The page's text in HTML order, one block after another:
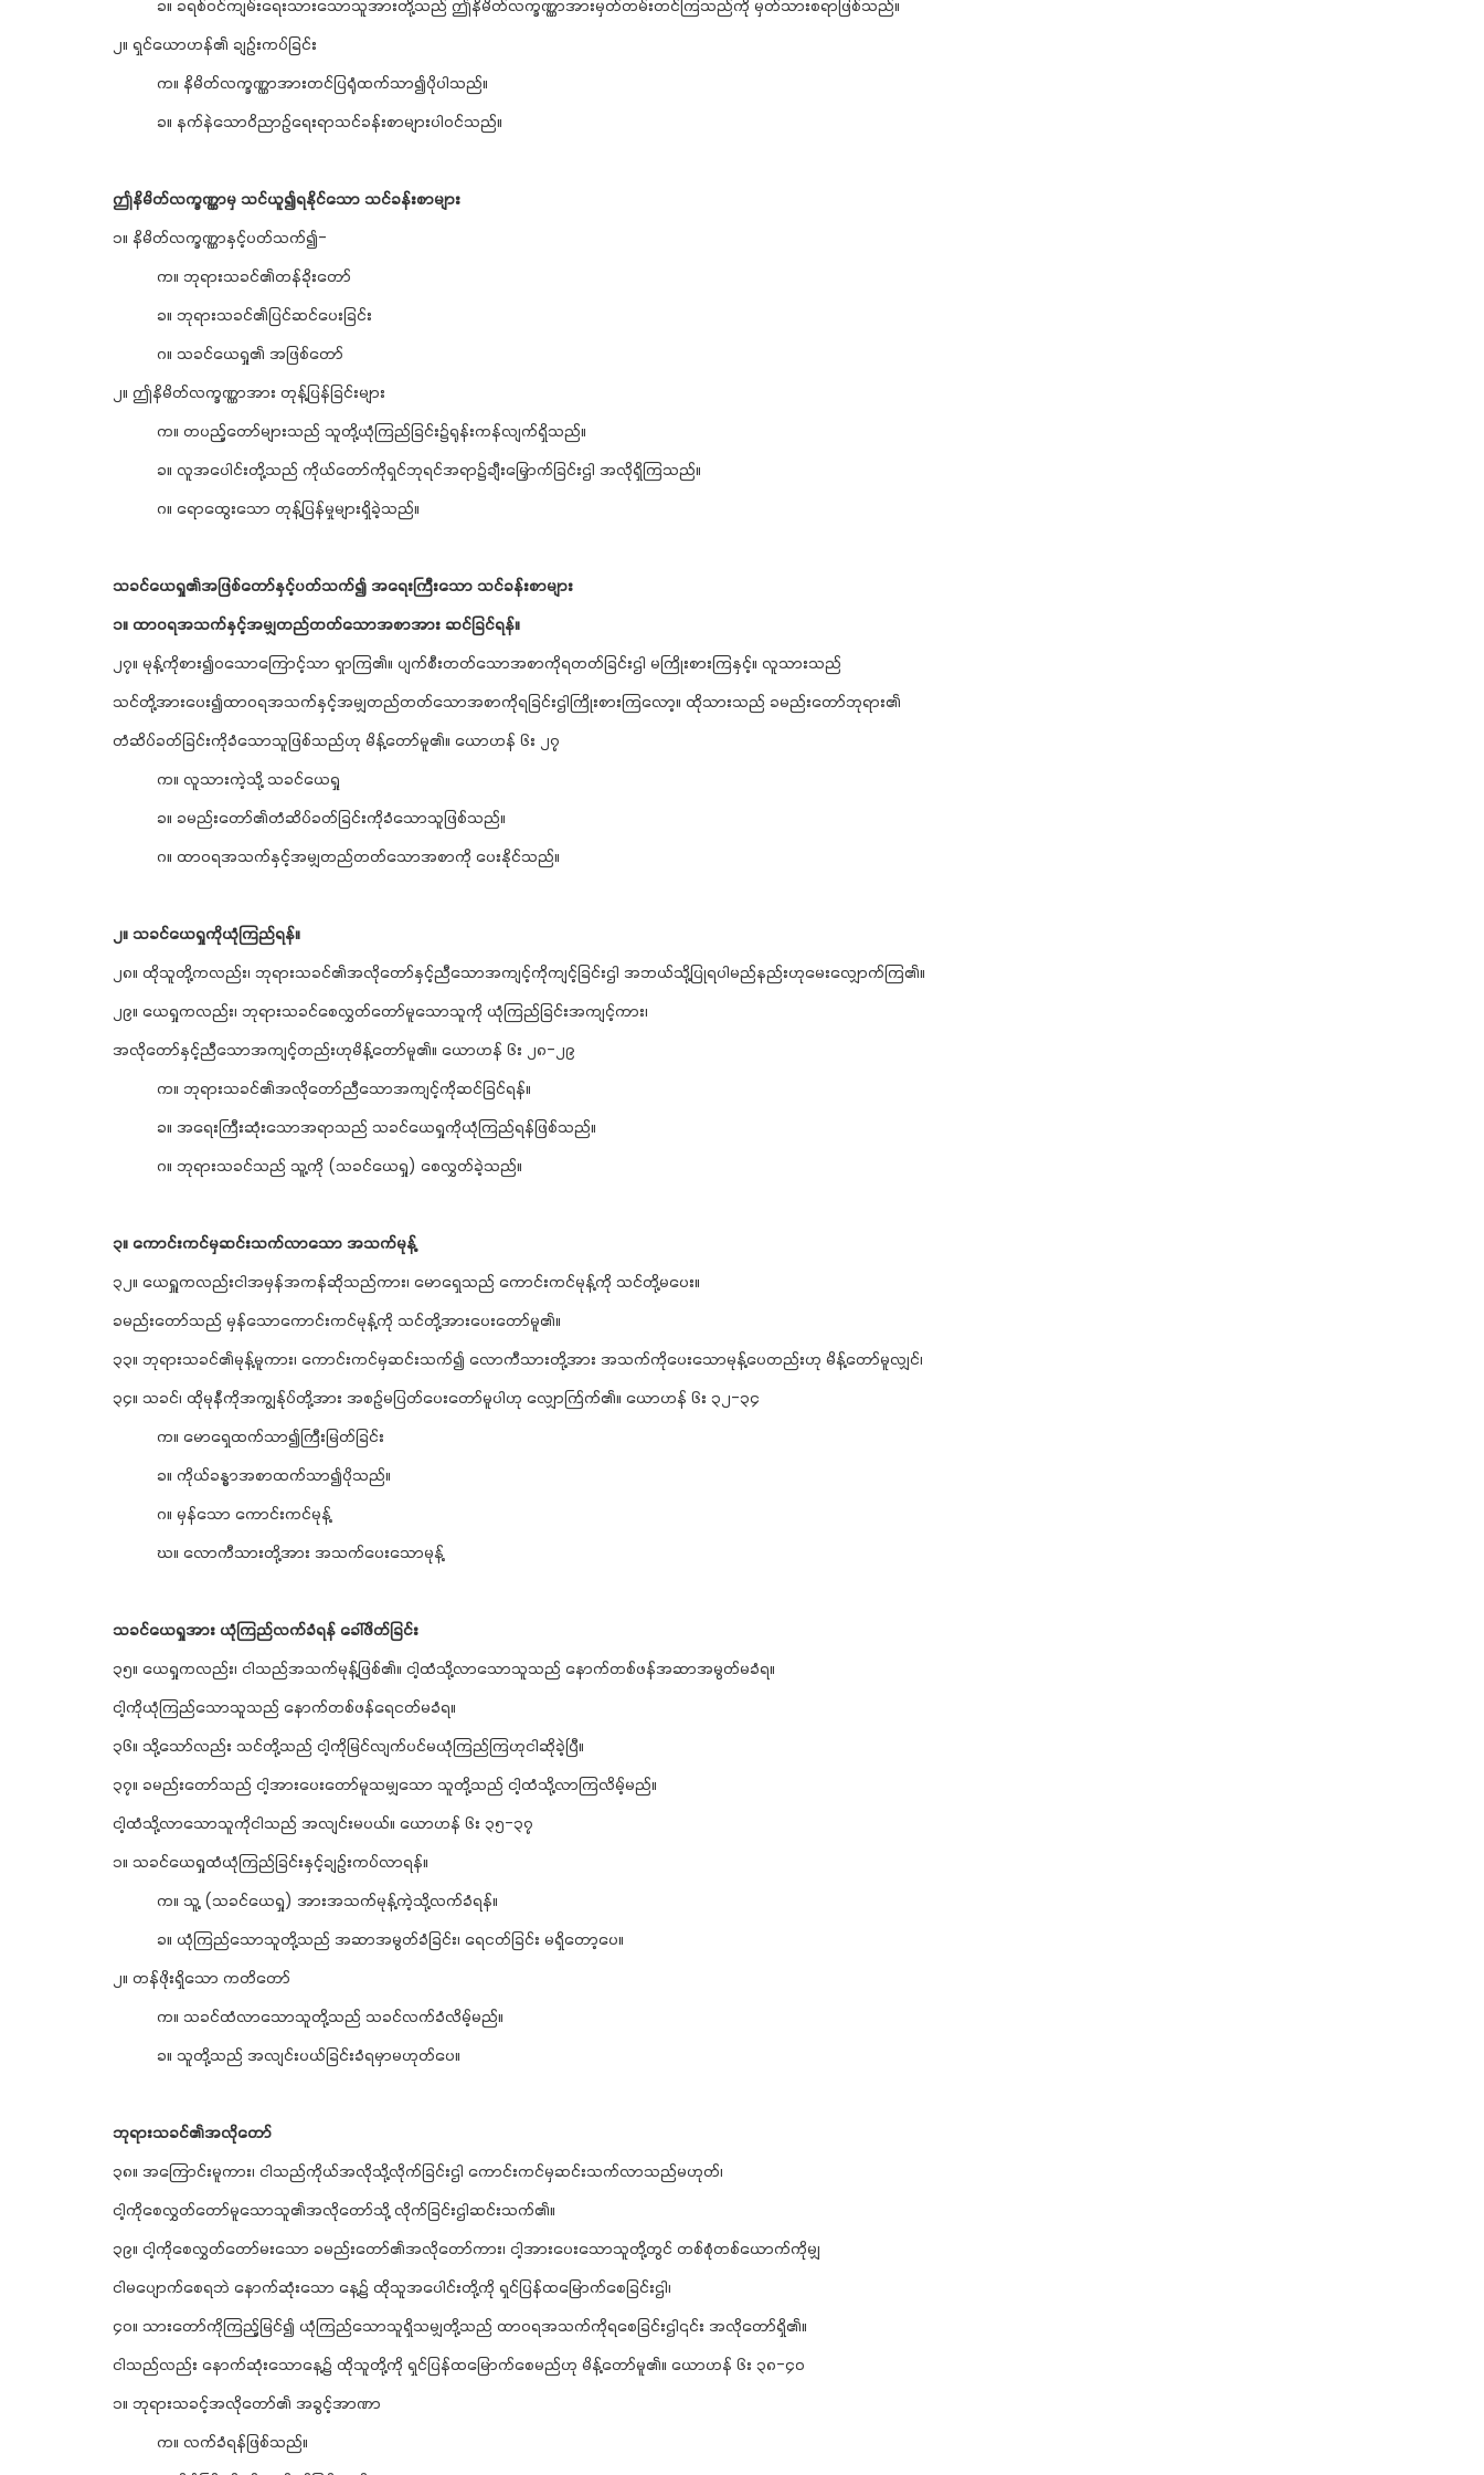
ခ။ ခရစ်ဝင်ကျမ်းရေးသားသောသူအားတို့သည် ဤနိမိတ်လက္ခဏ္ဏာအားမှတ်တမ်းတင်ကြသည်ကို မှတ်သားစရာဖြစ်သည်။
၂။ ရှင်ယောဟန်၏ ချဉ်းကပ်ခြင်း
က။ နိမိတ်လက္ခဏ္ဏာအားတင်ပြရုံထက်သာ၍ပိုပါသည်။
ခ။ နက်နဲသောဝိညာဉ်ရေးရာသင်ခန်းစာများပါဝင်သည်။
ဤနိမိတ်လက္ခဏ္ဏာမှ သင်ယူ၍ရနိုင်သော သင်ခန်းစာများ
၁။ နိမိတ်လက္ခဏ္ဏာနှင့်ပတ်သက်၍-
က။ ဘုရားသခင်၏တန်ခိုးတော်
ခ။ ဘုရားသခင်၏ပြင်ဆင်ပေးခြင်း
ဂ။ သခင်ယေရှု၏ အဖြစ်တော်
၂။ ဤနိမိတ်လက္ခဏ္ဏာအား တုန့်ပြန်ခြင်းများ
က။ တပည့်တော်များသည် သူတို့ယုံကြည်ခြင်း၌ရုန်းကန်လျက်ရှိသည်။
ခ။ လူအပေါင်းတို့သည် ကိုယ်တော်ကိုရှင်ဘုရင်အရာ၌ချီးမြှောက်ခြင်းဌါ အလိုရှိကြသည်။
ဂ။ ရောထွေးသော တုန့်ပြန်မှုများရှိခဲ့သည်။
သခင်ယေရှု၏အဖြစ်တော်နှင့်ပတ်သက်၍ အရေးကြီးသော သင်ခန်းစာများ
၁။ ထာဝရအသက်နှင့်အမျှတည်တတ်သောအစာအား ဆင်ခြင်ရန်။
၂၇။ မုန့်ကိုစား၍ဝသောကြောင့်သာ ရှာကြ၏။ ပျက်စီးတတ်သောအစာကိုရတတ်ခြင်းဌါ မကြိုးစားကြနှင့်။ လူသားသည်
သင်တို့အားပေး၍ထာဝရအသက်နှင့်အမျှတည်တတ်သောအစာကိုရခြင်းဌါကြိုးစားကြလော့။ ထိုသားသည် ခမည်းတော်ဘုရား၏
တံဆိပ်ခတ်ခြင်းကိုခံသောသူဖြစ်သည်ဟု မိန့်တော်မူ၏။ ယောဟန် ၆း ၂၇
က။ လူသားကဲ့သို့ သခင်ယေရှု
ခ။ ခမည်းတော်၏တံဆိပ်ခတ်ခြင်းကိုခံသောသူဖြစ်သည်။
ဂ။ ထာဝရအသက်နှင့်အမျှတည်တတ်သောအစာကို ပေးနိုင်သည်။
၂။ သခင်ယေရှုကိုယုံကြည်ရန်။
၂၈။ ထိုသူတို့ကလည်း၊ ဘုရားသခင်၏အလိုတော်နှင့်ညီသောအကျင့်ကိုကျင့်ခြင်းဌါ အဘယ်သို့ပြုရပါမည်နည်းဟုမေးလျှောက်ကြ၏။
၂၉။ ယေရှုကလည်း၊ ဘုရားသခင်စေလွှတ်တော်မူသောသူကို ယုံကြည်ခြင်းအကျင့်ကား၊
အလိုတော်နှင့်ညီသောအကျင့်တည်းဟုမိန့်တော်မူ၏။ ယောဟန် ၆း ၂၈-၂၉
က။ ဘုရားသခင်၏အလိုတော်ညီသောအကျင့်ကိုဆင်ခြင်ရန်။
ခ။ အရေးကြီးဆုံးသောအရာသည် သခင်ယေရှုကိုယုံကြည်ရန်ဖြစ်သည်။
ဂ။ ဘုရားသခင်သည် သူ့ကို (သခင်ယေရှု) စေလွှတ်ခဲ့သည်။
၃။ ကောင်းကင်မှဆင်းသက်လာသော အသက်မုန့်
၃၂။ ယေရှူကလည်းငါအမှန်အကန်ဆိုသည်ကား၊ မောရှေသည် ကောင်းကင်မုန့်ကို သင်တို့မပေး။
ခမည်းတော်သည် မှန်သောကောင်းကင်မုန့်ကို သင်တို့အားပေးတော်မူ၏။
၃၃။ ဘုရားသခင်၏မုန့်မူကား၊ ကောင်းကင်မှဆင်းသက်၍ လောကီသားတို့အား အသက်ကိုပေးသောမုန့်ပေတည်းဟု မိန့်တော်မူလျှင်၊
၃၄။ သခင်၊ ထိုမုန်ံကိုအကျွန်ုပ်တို့အား အစဉ်မပြတ်ပေးတော်မူပါဟု လျှောက်ြက်၏။ ယောဟန် ၆း ၃၂-၃၄
က။ မောရှေထက်သာ၍ကြီးမြတ်ခြင်း
ခ။ ကိုယ်ခန္ဓာအစာထက်သာ၍ပိုသည်။
ဂ။ မှန်သော ကောင်းကင်မုန့်
ဃ။ လောကီသားတို့အား အသက်ပေးသောမုန့်
သခင်ယေရှုအား ယုံကြည်လက်ခံရန် ခေါ်ဖိတ်ခြင်း
၃၅။ ယေရှုကလည်း၊ ငါသည်အသက်မုန့်ဖြစ်၏။ ငါ့ထံသို့လာသောသူသည် နောက်တစ်ဖန်အဆာအမွတ်မခံရ။
ငါ့ကိုယုံကြည်သောသူသည် နောက်တစ်ဖန်ရေငတ်မခံရ။
၃၆။ သို့သော်လည်း သင်တို့သည် ငါ့ကိုမြင်လျက်ပင်မယုံကြည်ကြဟုငါဆိုခဲ့ပြီ။
၃၇။ ခမည်းတော်သည် ငါ့အားပေးတော်မူသမျှသော သူတို့သည် ငါ့ထံသို့လာကြလိမ့်မည်။
ငါ့ထံသို့လာသောသူကိုငါသည် အလျင်းမပယ်။ ယောဟန် ၆း ၃၅-၃၇
၁။ သခင်ယေရှုထံယုံကြည်ခြင်းနှင့်ချဉ်းကပ်လာရန်။
က။ သူ့ (သခင်ယေရှု) အားအသက်မုန့်ကဲ့သို့လက်ခံရန်။
ခ။ ယုံကြည်သောသူတို့သည် အဆာအမွတ်ခံခြင်း၊ ရေငတ်ခြင်း မရှိတော့ပေ။
၂။ တန်ဖိုးရှိသော ကတိတော်
က။ သခင်ထံလာသောသူတို့သည် သခင်လက်ခံလိမ့်မည်။
ခ။ သူတို့သည် အလျင်းပယ်ခြင်းခံရမှာမဟုတ်ပေ။
ဘုရားသခင်၏အလိုတော်
၃၈။ အကြောင်းမူကား၊ ငါသည်ကိုယ်အလိုသို့လိုက်ခြင်းဌါ ကောင်းကင်မှဆင်းသက်လာသည်မဟုတ်၊
ငါ့ကိုစေလွှတ်တော်မူသောသူ၏အလိုတော်သို့ လိုက်ခြင်းဌါဆင်းသက်၏။
၃၉။ ငါ့ကိုစေလွှတ်တော်မးသော ခမည်းတော်၏အလိုတော်ကား၊ ငါ့အားပေးသောသူတို့တွင် တစ်စုံတစ်ယောက်ကိုမျှ
ငါမပျောက်စေရဘဲ နောက်ဆုံးသော နေ့၌ ထိုသူအပေါင်းတို့ကို ရှင်ပြန်ထမြောက်စေခြင်းဌါ၊
၄ဝ။ သားတော်ကိုကြည့်မြင်၍ ယုံကြည်သောသူရှိသမျှတို့သည် ထာဝရအသက်ကိုရစေခြင်းဌါ၎င်း အလိုတော်ရှိ၏။
ငါသည်လည်း နောက်ဆုံးသောနေ့၌ ထိုသူတို့ကို ရှင်ပြန်ထမြောက်စေမည်ဟု မိန့်တော်မူ၏။ ယောဟန် ၆း ၃၈-၄ဝ
၁။ ဘုရားသခင့်အလိုတော်၏ အခွင့်အာဏာ
က။ လက်ခံရန်ဖြစ်သည်။